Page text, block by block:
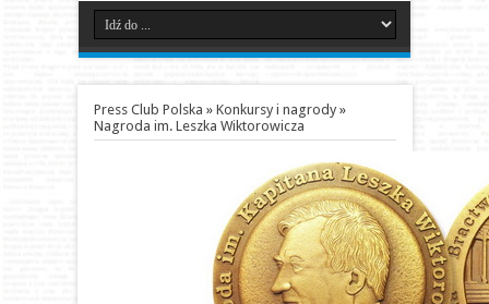
Press Club Polska » Konkursy i nagrody»
Nagroda im. Leszka Wiktorowicza